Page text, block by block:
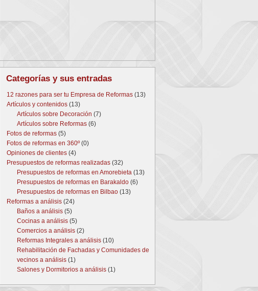
Categorías y sus entradas
12 razones para ser tu Empresa de Reformas (13)
Artículos y contenidos (13)
Artículos sobre Decoración (7)
Artículos sobre Reformas (6)
Fotos de reformas (5)
Fotos de reformas en 360º(0)
Opiniones de clientes (4)
Presupuestos de reformas realizadas (32)
Presupuestos de reformas en Amorebieta (13)
Presupuestos de reformas en Barakaldo (6)
Presupuestos de reformas en Bilbao (13)
Reformas a análisis (24)
Baños a análisis (5)
Cocinas a análisis (5)
Comercios a análisis (2)
Reformas Integrales a análisis (10)
Rehabilitación de Fachadas y Comunidades de
vecinos a análisis (1)
Salones y Dormitorios a análisis (1)